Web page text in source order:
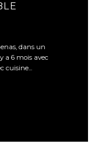
dans un
a 6 mois avec